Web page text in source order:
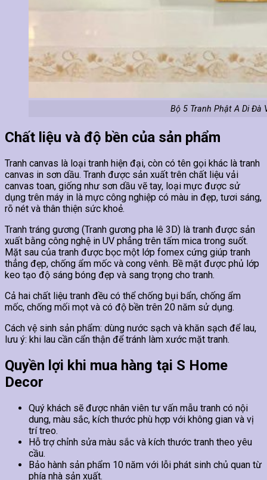
Bộ 5 Tranh Phật A Di Đà
Chất liệu và độ bền của sản phẩm
Tranh canvas là loại tranh hiện đại, còn có tên gọi khác là tranh
canvas in sơn dầu. Tranh được sản xuất trên chất liệu vải
canvas toan, giống như sơn dầu vẽ tay, loại mực được sử
dụng trên máy in là mực công nghiệp có màu in đẹp, tươi sáng,
rõ nét và thân thiện sức khoẻ.
Tranh tráng gương (Tranh gương pha lê 3D) là tranh được sản
xuất bằng công nghệ in UV phẳng trên tấm mica trong suốt.
Mặt sau của tranh được bọc một lớp fomex cứng giúp tranh
thẳng đẹp, chống ẩm mốc và cong vênh. Bề mặt được phủ lớp
keo tạo độ sáng bóng đẹp và sang trọng cho tranh.
Cả hai chất liệu tranh đều có thể chống bụi bẩn, chống ẩm
mốc, chống mối mọt và có độ bền trên 20 năm sử dụng.
Cách vệ sinh sản phẩm: dùng nước sạch và khăn sạch để lau,
lưu ý: khi lau cần cẩn thận để tránh làm xước mặt tranh.
Quyền lợi khi mua hàng tại S Home
Decor
Quý khách sẽ được nhân viên tư vấn mẫu tranh có nội
dung, màu sắc, kích thước phù hợp với không gian và vị
trí treo.
Hỗ trợ chỉnh sửa màu sắc và kích thước tranh theo yêu
cầu.
Bảo hành sản phẩm 10 năm với lỗi phát sinh chủ quan từ
phía nhà sản xuất.